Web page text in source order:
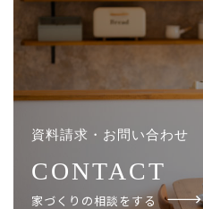
資料請求・お問い合わせ
CONTACT
家づくりの相談をする